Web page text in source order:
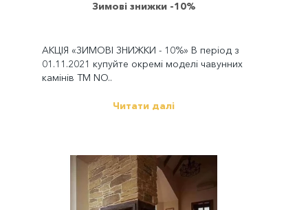
Зимові знижки -10%
АКЦІЯ «ЗИМОВІ ЗНИЖКИ - 10%» В період з
01.11.2021 купуйте окремі моделі чавунних
камінів ТМ NO..
Читати далі